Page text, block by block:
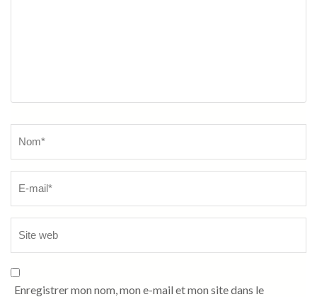
Enregistrer mon nom, mon e-mail et mon site dans le